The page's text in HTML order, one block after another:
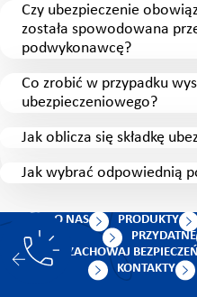
Czy ubezpieczenie
została spowodowana
podwykonawcę?
Co zrobić w przypadku
ubezpieczeniowego?
Jak oblicza się składkę
Jak wybrać odpowiednią
O NAS PRODUKTY
PRZYDATNE
ZACHOWAJ
KONTAKTY